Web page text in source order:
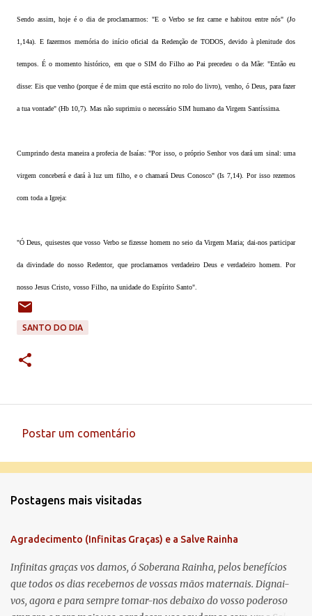
Sendo assim, hoje é o dia de proclamarmos: "E o Verbo se fez carne e habitou entre nós" (Jo
1,14a). E fazermos memória do início oficial da Redenção de TODOS, devido à plenitude dos
tempos. É o momento histórico, em que o SIM do Filho ao Pai precedeu o da Mãe: "Então eu
disse: Eis que venho (porque é de mim que está escrito no rolo do livro), venho, ó Deus, para fazer
a tua vontade" (Hb 10,7). Mas não suprimiu o necessário SIM humano da Virgem Santíssima.
Cumprindo desta maneira a profecia de Isaías: "Por isso, o próprio Senhor vos dará um sinal: uma
virgem conceberá e dará à luz um filho, e o chamará Deus Conosco" (Is 7,14). Por isso rezemos
com toda a Igreja:
"Ó Deus, quisestes que vosso Verbo se fizesse homem no seio da Virgem Maria; dai-nos participar
da divindade do nosso Redentor, que proclamamos verdadeiro Deus e verdadeiro homem. Por
nosso Jesus Cristo, vosso Filho, na unidade do Espírito Santo".
SANTO DO DIA
e
t
á
r
i
Postar um comentário
Postagens mais visitadas
Agradecimento (Infinitas Graças) e a Salve Rainha
Infinitas graças vos damos, ó Soberana Rainha, pelos benefícios
que todos os dias recebemos de vossas mãos maternais. Dignai-
vos, agora e para sempre tomar-nos debaixo do vosso poderoso